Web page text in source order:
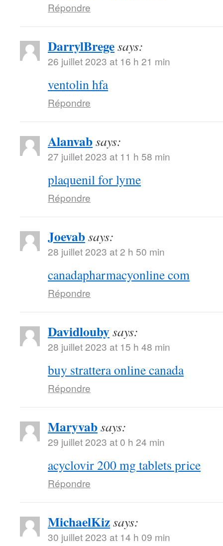
Répondre
DarrylBregesays:
26 juillet 2023 at 16 h 21 min
ventolin hfa
Répondre
Alanvabsays:
27 juillet 2023 at 11 h 58 min
plaquenil for lyme
Répondre
Joevabsays:
28 juillet 2023 at 2 h 50 min
canadapharmacyonline com
Répondre
Davidloubysays:
28 juillet 2023 at 15 h 48 min
buy strattera online canada
Répondre
Maryvabsays:
29 juillet 2023 at 0 h 24 min
acyclovir 200 mg tablets price
Répondre
MichaelKizsays:
30 juillet 2023 at 14 h 09 min